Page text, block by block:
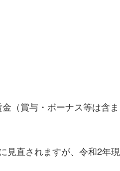
（賞与・ボーナス等は含ま
見直されますが、令和2年現